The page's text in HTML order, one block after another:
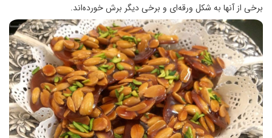
برخی از آنها به شکل ورقه‌ای و برخی دیگر برش خورده‌اند.